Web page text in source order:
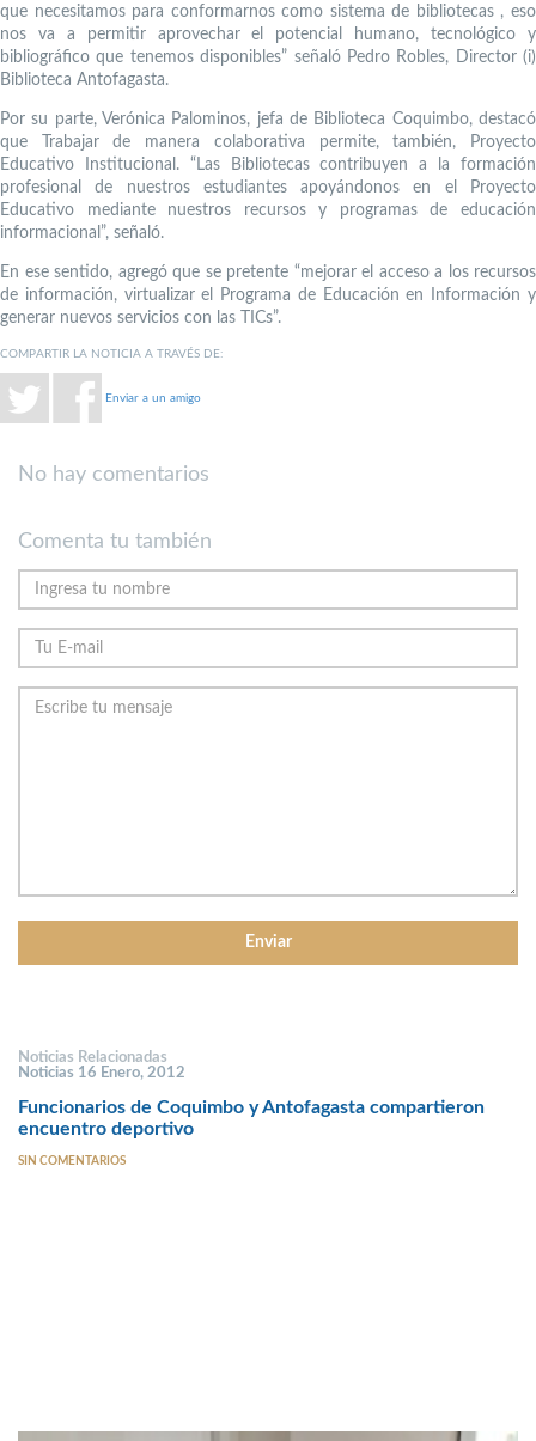
que necesitamos para conformarnos como sistema de bibliotecas , eso
nos va a permitir aprovechar el potencial humano, tecnológico y
bibliográfico que tenemos disponibles” señaló Pedro Robles, Director (i)
Biblioteca Antofagasta.
Por su parte, Verónica Palominos, jefa de Biblioteca Coquimbo, destacó
que Trabajar de manera colaborativa permite, también, Proyecto
Educativo Institucional. “Las Bibliotecas contribuyen a la formación
profesional de nuestros estudiantes apoyándonos en el Proyecto
Educativo mediante nuestros recursos y programas de educación
informacional”, señaló.
En ese sentido, agregó que se pretente “mejorar el acceso a los recursos
de información, virtualizar el Programa de Educación en Información y
generar nuevos servicios con las TICs”.
COMPARTIR LA NOTICIA A TRAVÉS DE:
Enviar a un amigo
No hay comentarios
Comenta tu también
Noticias Relacionadas
Noticias 16 Enero, 2012
Funcionarios de Coquimbo y Antofagasta compartieron
encuentro deportivo
SIN COMENTARIOS